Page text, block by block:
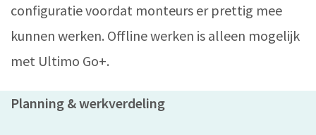
configuratie voordat monteurs er prettig mee
kunnen werken. Offline werken is alleen mogelijk
met Ultimo Go+.
Planning & werkverdeling